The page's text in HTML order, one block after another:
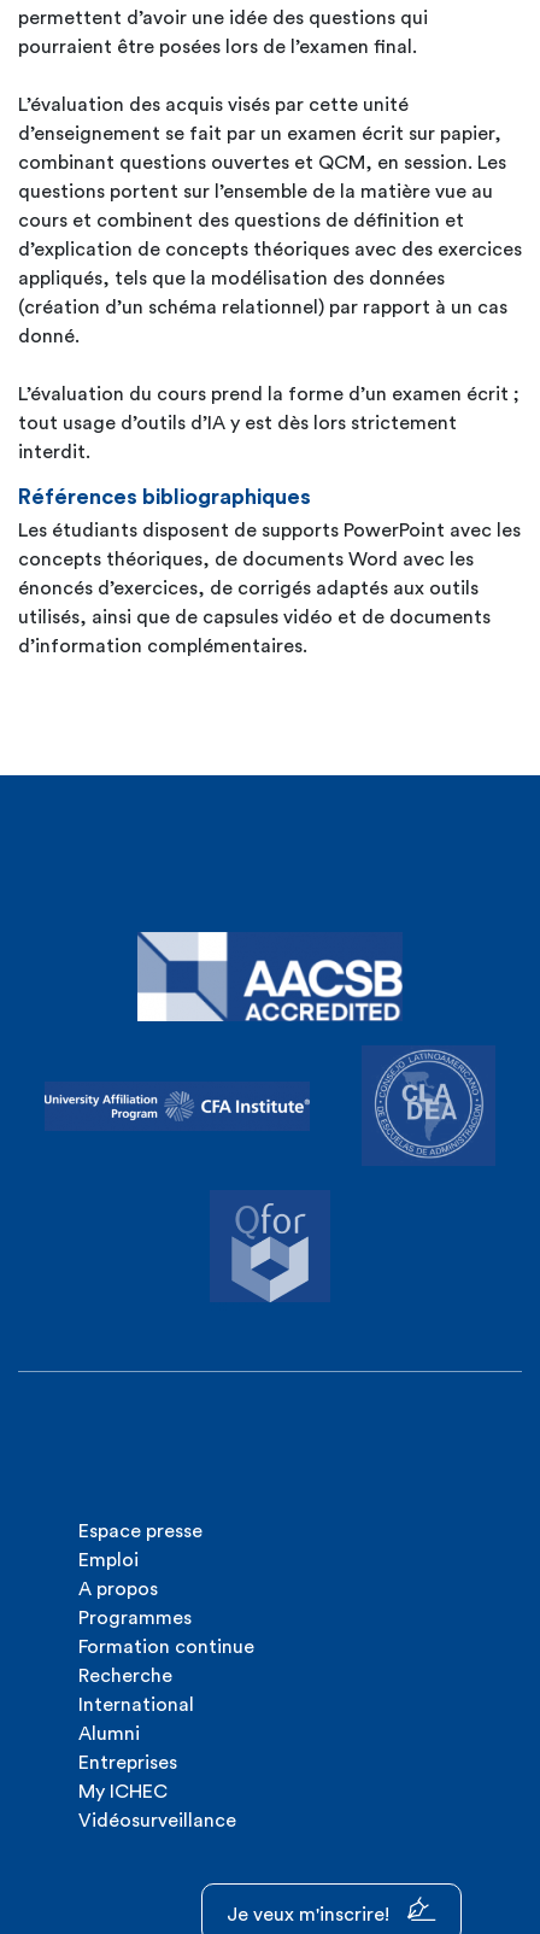
permettent d’avoir une idée des questions qui
pourraient être posées lors de l’examen final.
L’évaluation des acquis visés par cette unité
d’enseignement se fait par un examen écrit sur papier,
combinant questions ouvertes et QCM, en session. Les
questions portent sur l’ensemble de la matière vue au
cours et combinent des questions de définition et
d’explication de concepts théoriques avec des exercices
appliqués, tels que la modélisation des données
(création d’un schéma relationnel) par rapport à un cas
donné.
L’évaluation du cours prend la forme d’un examen écrit ;
tout usage d’outils d’IA y est dès lors strictement
interdit.
Références bibliographiques
Les étudiants disposent de supports PowerPoint avec les
concepts théoriques, de documents Word avec les
énoncés d’exercices, de corrigés adaptés aux outils
utilisés, ainsi que de capsules vidéo et de documents
d’information complémentaires.
Espace presse
Emploi
A propos
Programmes
Formation continue
Recherche
International
Alumni
Entreprises
My ICHEC
Vidéosurveillance
Je veux m'inscrire!